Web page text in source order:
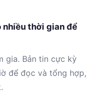
nhiều thời gian để
gia. Bản tin cực kỳ
để đọc và tổng hợp,